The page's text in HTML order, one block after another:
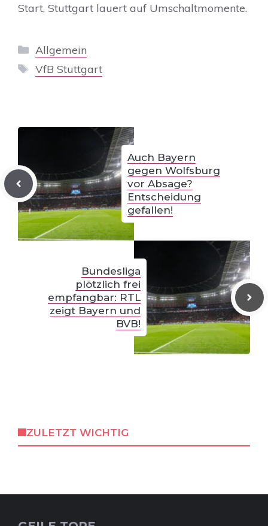
Start, Stuttgart lauert auf Umschaltmomente.
Kategorien
Allgemein
Schlagwörter
VfB Stuttgart
Auch Bayern
gegen Wolfsburg
vor Absage?
Entscheidung
gefallen!
Bundesliga
plötzlich frei
empfangbar: RTL
zeigt Bayern und
BVB!
ZULETZT WICHTIG